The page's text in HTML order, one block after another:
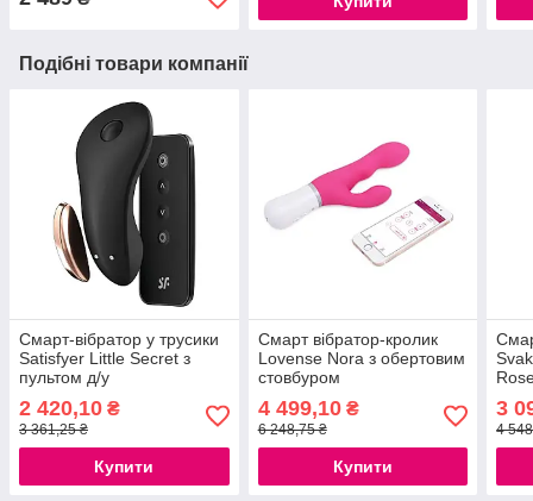
Подібні товари компанії
Смарт-вібратор у трусики
Satisfyer Little Secret з
пультом д/у
2 420,10 ₴
3 361,25 ₴
Купити
Смарт вібратор-кролик
Lovense Nora з обертовим
стовбуром
4 499,10₴
6 248,75 ₴
Купити
3
4